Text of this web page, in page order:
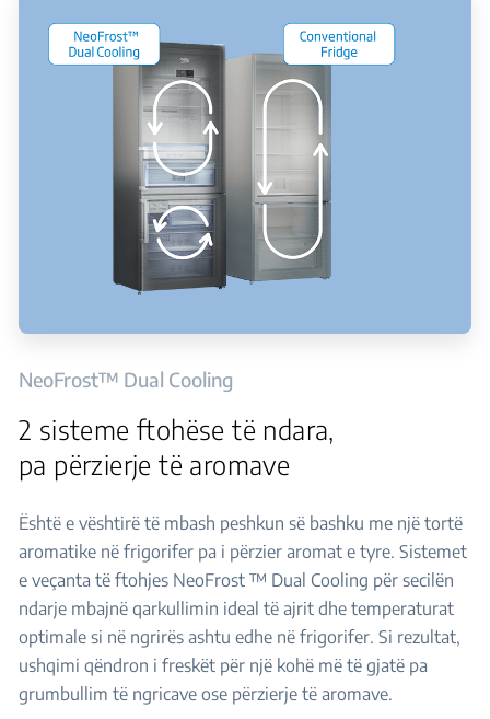
NeoFrost™ Dual Cooling
2 sisteme ftohëse të ndara,
pa përzierje të aromave
Është e vështirë të mbash peshkun së bashku me një tortë
aromatike në frigorifer pa i përzier aromat e tyre. Sistemet
e veçanta të ftohjes NeoFrost ™ Dual Cooling për secilën
ndarje mbajnë qarkullimin ideal të ajrit dhe temperaturat
optimale si në ngrirës ashtu edhe në frigorifer. Si rezultat,
ushqimi qëndron i freskët për një kohë më të gjatë pa
grumbullim të ngricave ose përzierje të aromave.